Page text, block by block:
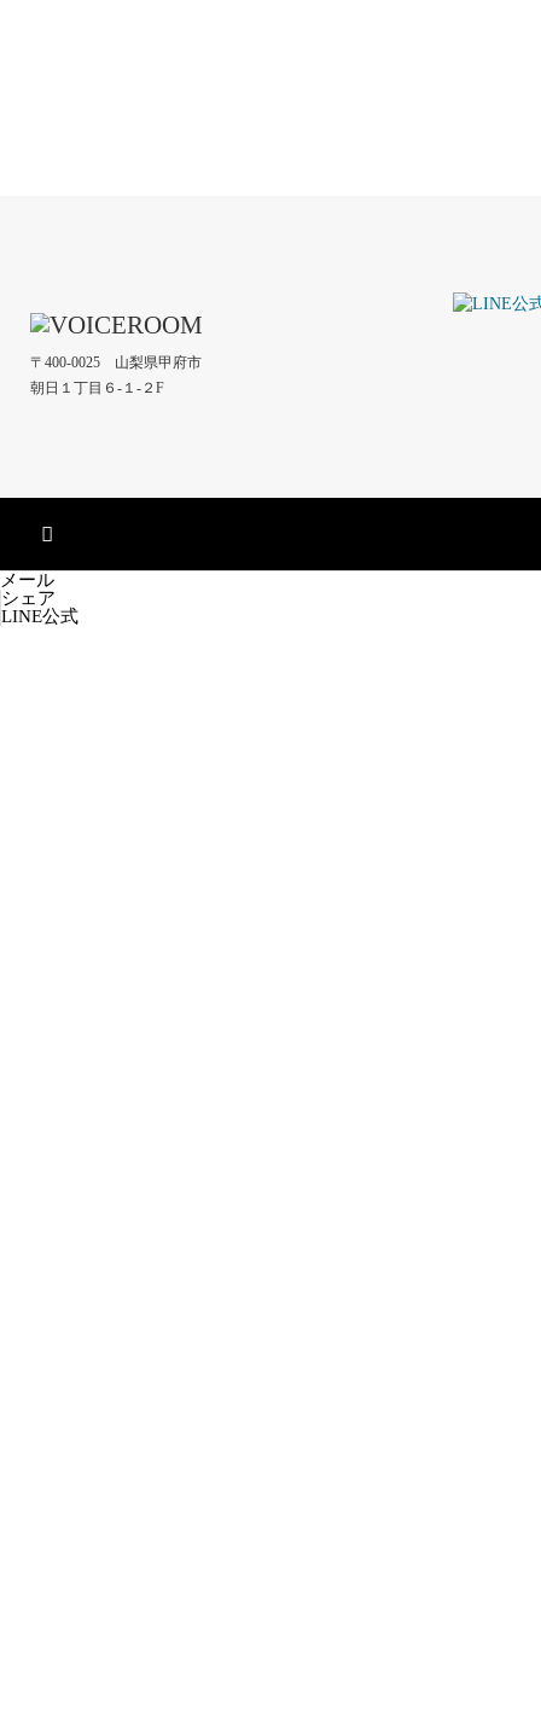
〒400-0025 山梨県甲府市
朝日１丁目６-１-２F
メール
シェア
LINE公式